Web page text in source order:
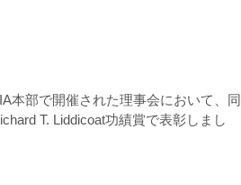
本部で開催された理事会において、同
T. Liddicoat功績賞で表彰しまし